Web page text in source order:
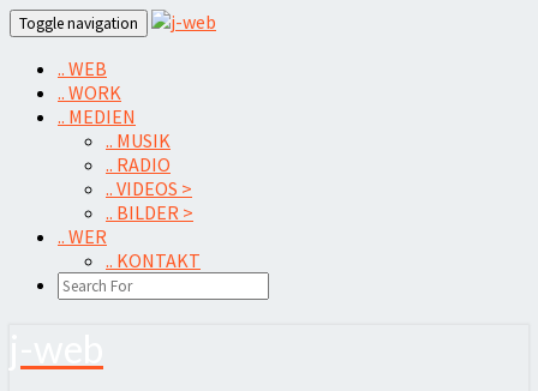
Skip
to
content
Toggle navigation
.. WEB
.. WORK
.. MEDIEN
.. MUSIK
.. RADIO
.. VIDEOS >
.. BILDER >
.. WER
.. KONTAKT
SEARCH
ICON